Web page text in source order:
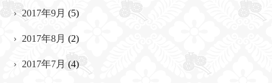
2017年9月 (5)
2017年8月 (2)
2017年7月 (4)